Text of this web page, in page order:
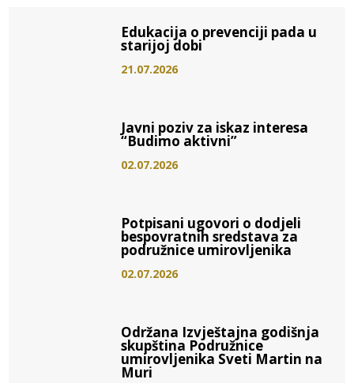
Edukacija o prevenciji pada u
starijoj dobi
21.07.2026
Javni poziv za iskaz interesa
“Budimo aktivni”
02.07.2026
Potpisani ugovori o dodjeli
bespovratnih sredstava za
podružnice umirovljenika
02.07.2026
Održana Izvještajna godišnja
skupština Podružnice
umirovljenika Sveti Martin na
Muri